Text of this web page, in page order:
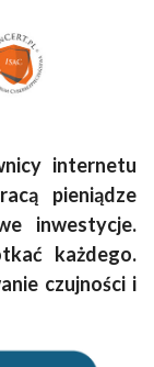
internetu
pieniądze
inwestycje.
każdego.
czujności i